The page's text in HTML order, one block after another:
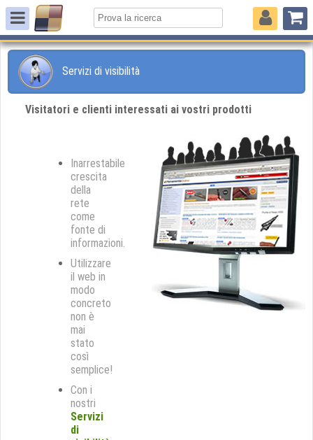
Servizi di visibilità
Visitatori e clienti interessati ai vostri prodotti
Inarrestabile
crescita
della
rete
come
fonte di
informazioni.
Utilizzare
il web in
modo
concreto
non è
mai
stato
così
semplice!
Con i
nostri
Servizi
di